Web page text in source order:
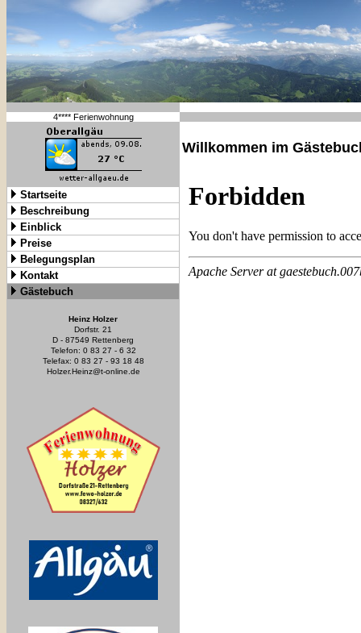
4**** Ferienwohnung
Startseite
Beschreibung
Einblick
Preise
Belegungsplan
Kontakt
Gästebuch
Heinz Holzer
Dorfstr. 21
D - 87549 Rettenberg
Telefon: 0 83 27 - 6 32
Telefax: 0 83 27 - 93 18 48
Holzer.Heinz@t-online.de
Willkommen im